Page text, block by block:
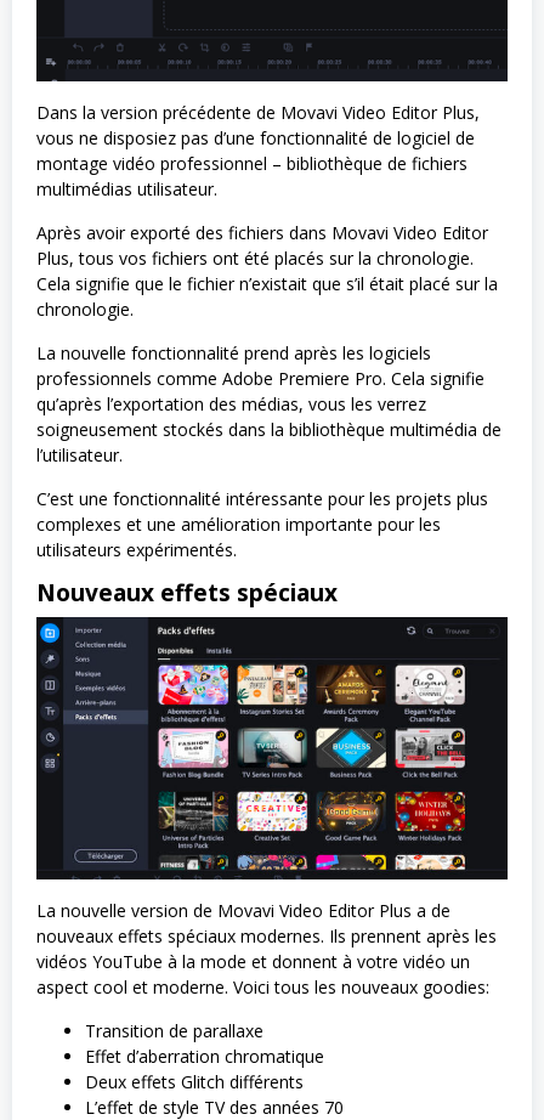
Dans la version précédente de Movavi Video Editor Plus,
vous ne disposiez pas d’une fonctionnalité de logiciel de
montage vidéo professionnel – bibliothèque de fichiers
multimédias utilisateur.
Après avoir exporté des fichiers dans Movavi Video Editor
Plus, tous vos fichiers ont été placés sur la chronologie.
Cela signifie que le fichier n’existait que s’il était placé sur la
chronologie.
La nouvelle fonctionnalité prend après les logiciels
professionnels comme Adobe Premiere Pro. Cela signifie
qu’après l’exportation des médias, vous les verrez
soigneusement stockés dans la bibliothèque multimédia de
l’utilisateur.
C’est une fonctionnalité intéressante pour les projets plus
complexes et une amélioration importante pour les
utilisateurs expérimentés.
Nouveaux effets spéciaux
La nouvelle version de Movavi Video Editor Plus a de
nouveaux effets spéciaux modernes. Ils prennent après les
vidéos YouTube à la mode et donnent à votre vidéo un
aspect cool et moderne. Voici tous les nouveaux goodies:
Transition de parallaxe
Effet d’aberration chromatique
Deux effets Glitch différents
L’effet de style TV des années 70